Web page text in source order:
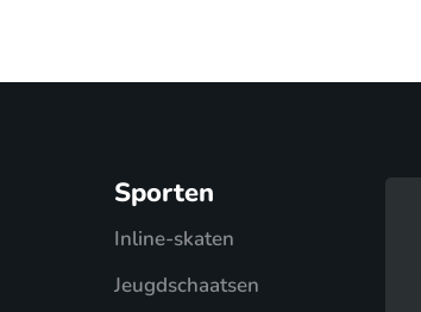
Sporten
Inline-skaten
Jeugdschaatsen